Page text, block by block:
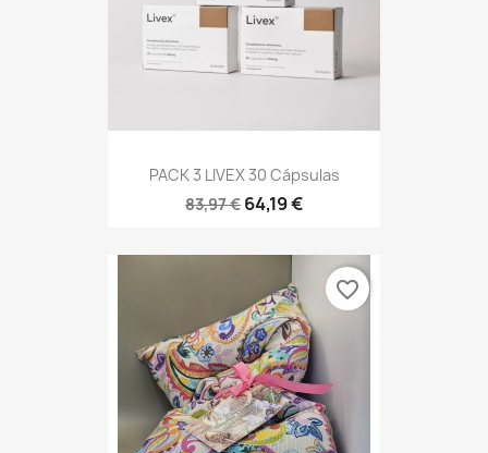
PACK 3 LIVEX 30 Cápsulas
83,97 € 64,19 €
favorite_border